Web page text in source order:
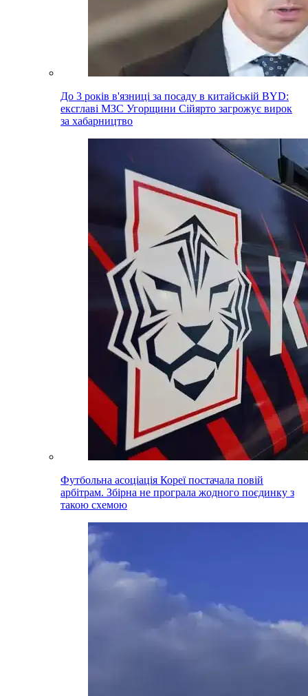
До 3 років в'язниці за посаду в китайській BYD:
ексглаві МЗС Угорщини Сійярто загрожує вирок
за хабарництво
Футбольна асоціація Кореї постачала повій
арбітрам. Збірна не програла жодного поєдинку з
такою схемою